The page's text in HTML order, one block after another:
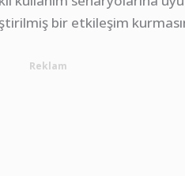
bir etkileşim
Reklam